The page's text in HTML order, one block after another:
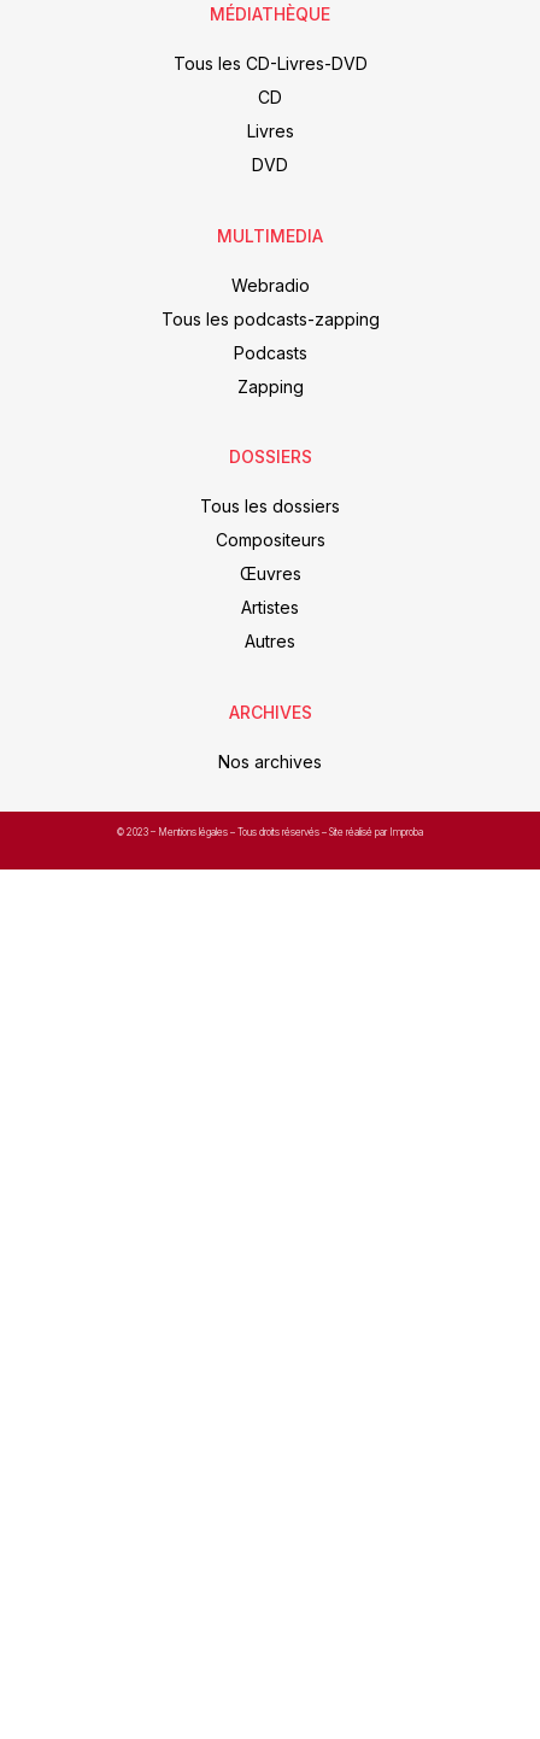
MÉDIATHÈQUE
Tous les CD-Livres-DVD
CD
Livres
DVD
MULTIMEDIA
Webradio
Tous les podcasts-zapping
Podcasts
Zapping
DOSSIERS
Tous les dossiers
Compositeurs
Œuvres
Artistes
Autres
ARCHIVES
Nos archives
© 2023 – Mentions légales – Tous droits réservés – Site réalisé par Improba